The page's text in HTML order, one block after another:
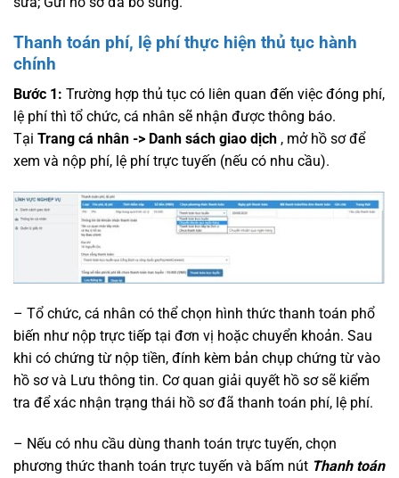
Thanh toán phí, lệ phí thực hiện thủ tục hành
chính
Bước 1: Trường hợp thủ tục có liên quan đến việc đóng phí,
lệ phí thì tổ chức, cá nhân sẽ nhận được thông báo.
Tại Trang cá nhân -> Danh sách giao dịch , mở hồ sơ để
xem và nộp phí, lệ phí trực tuyến (nếu có nhu cầu).
– Tổ chức, cá nhân có thể chọn hình thức thanh toán phổ
biến như nộp trực tiếp tại đơn vị hoặc chuyển khoản. Sau
khi có chứng từ nộp tiền, đính kèm bản chụp chứng từ vào
hồ sơ và Lưu thông tin. Cơ quan giải quyết hồ sơ sẽ kiểm
tra để xác nhận trạng thái hồ sơ đã thanh toán phí, lệ phí.
– Nếu có nhu cầu dùng thanh toán trực tuyến, chọn
phương thức thanh toán trực tuyến và bấm nút Thanh toán